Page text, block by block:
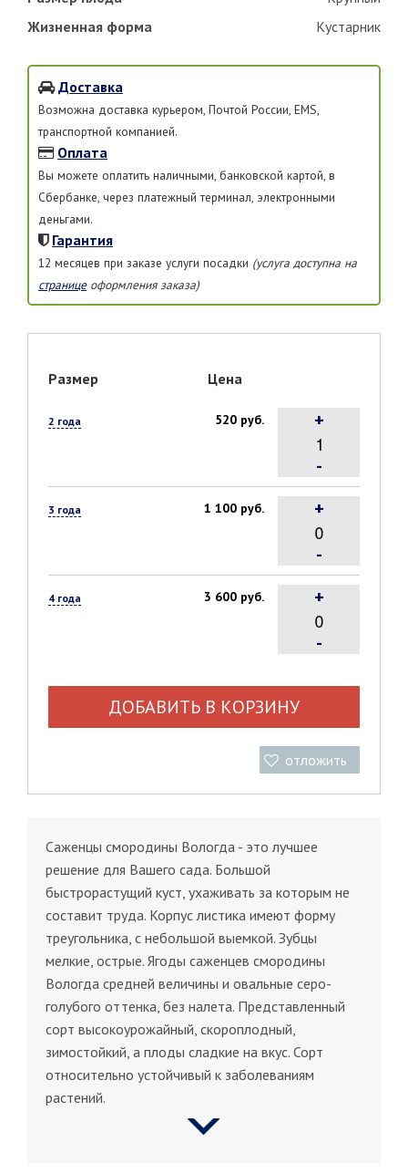
Жизненная форма
Кустарник
Доставка
Возможна доставка курьером, Почтой России, EMS,
транспортной компанией.
Оплата
Вы можете оплатить наличными, банковской картой, в
Сбербанке, через платежный терминал, электронными
деньгами.
Гарантия
12 месяцев при заказе услуги посадки (услуга доступна на
страницеоформления заказа)
Размер Цена
2 года 520 руб.
-
+
3 года 1 100 руб.
-
+
4 года 3 600 руб.
-
+
ДОБАВИТЬ В КОРЗИНУ
отложить
Саженцы смородины Вологда - это лучшее
решение для Вашего сада. Большой
быстрорастущий куст, ухаживать за которым не
составит труда. Корпус листика имеют форму
треугольника, с небольшой выемкой. Зубцы
мелкие, острые. Ягоды саженцев смородины
Вологда средней величины и овальные серо-
голубого оттенка, без налета. Представленный
сорт высокоурожайный, скороплодный,
зимостойкий, а плоды сладкие на вкус. Сорт
относительно устойчивый к заболеваниям
растений.